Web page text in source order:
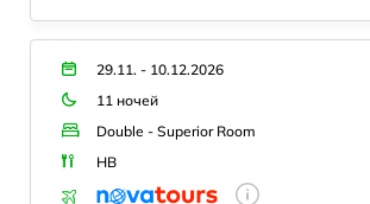
29.11. - 10.12.2026
11 ночей
Double - Superior Room
HB